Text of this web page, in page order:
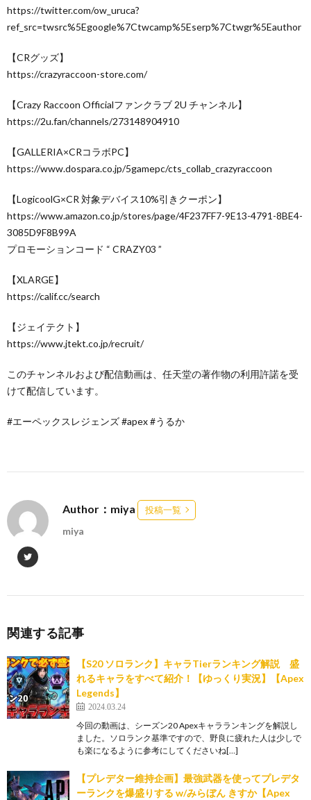
https://twitter.com/ow_uruca?
ref_src=twsrc%5Egoogle%7Ctwcamp%5Eserp%7Ctwgr%5Eauthor
【CRグッズ】
https://crazyraccoon-store.com/
【Crazy Raccoon Officialファンクラブ 2U チャンネル】
https://2u.fan/channels/273148904910
【GALLERIA×CRコラボPC】
https://www.dospara.co.jp/5gamepc/cts_collab_crazyraccoon
【LogicoolG×CR 対象デバイス10%引きクーポン】
https://www.amazon.co.jp/stores/page/4F237FF7-9E13-4791-8BE4-
3085D9F8B99A
プロモーションコード “ CRAZY03 ”
【XLARGE】
https://calif.cc/search
【ジェイテクト】
https://www.jtekt.co.jp/recruit/
このチャンネルおよび配信動画は、任天堂の著作物の利用許諾を受
けて配信しています。
#エーペックスレジェンズ #apex #うるか
Author：miya 投稿一覧
miya
関連する記事
【S20 ソロランク】キャラTierランキング解説 盛
れるキャラをすべて紹介！【ゆっくり実況】【Apex
Legends】
2024.03.24
今回の動画は、シーズン20 Apexキャラランキングを解説し
ました。ソロランク基準ですので、野良に疲れた人は少しで
も楽になるように参考にしてくださいね[…]
【プレデター維持企画】最強武器を使ってプレデタ
ーランクを爆盛りする w/みらぼん きすか【Apex